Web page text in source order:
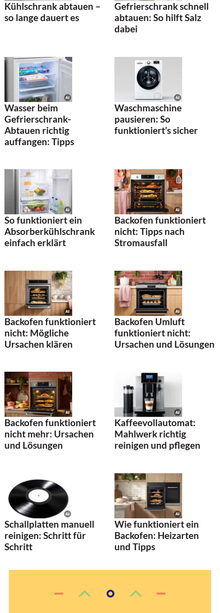
Kühlschrank abtauen –
so lange dauert es
Gefrierschrank schnell
abtauen: So hilft Salz
dabei
Wasser beim
Gefrierschrank-
Abtauen richtig
auffangen: Tipps
Waschmaschine
pausieren: So
funktioniert’s sicher
So funktioniert ein
Absorberkühlschrank
einfach erklärt
Backofen funktioniert
nicht: Tipps nach
Stromausfall
Backofen funktioniert
nicht: Mögliche
Ursachen klären
Backofen Umluft
funktioniert nicht:
Ursachen und Lösungen
Backofen funktioniert
nicht mehr: Ursachen
und Lösungen
Kaffeevollautomat:
Mahlwerk richtig
reinigen und pflegen
Schallplatten manuell
reinigen: Schritt für
Schritt
Wie funktioniert ein
Backofen: Heizarten
und Tipps